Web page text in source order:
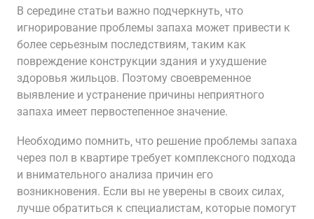
В середине статьи важно подчеркнуть‚ что
игнорирование проблемы запаха может привести к
более серьезным последствиям‚ таким как
повреждение конструкции здания и ухудшение
здоровья жильцов. Поэтому своевременное
выявление и устранение причины неприятного
запаха имеет первостепенное значение.
Необходимо помнить‚ что решение проблемы запаха
через пол в квартире требует комплексного подхода
и внимательного анализа причин его
возникновения. Если вы не уверены в своих силах‚
лучше обратиться к специалистам‚ которые помогут